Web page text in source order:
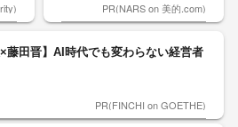
PR(NARS on 美的.com)
×藤田晋】AI時代でも変わらない経営者
PR(FINCHI on GOETHE)